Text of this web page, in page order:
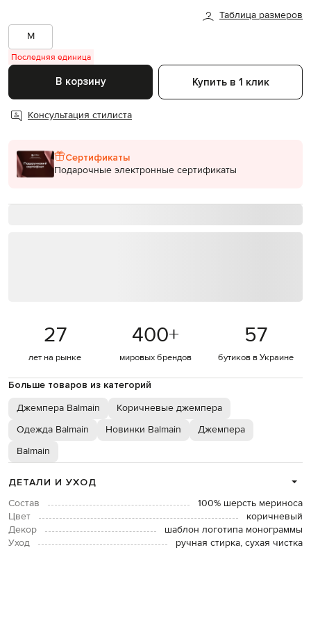
Таблица размеров
M
Последняя единица
В корзину Купить в 1 клик
Консультация стилиста
Сертификаты
Подарочные электронные сертификаты
27
лет на рынке
400+
мировых брендов
57
бутиков в Украине
Больше товаров из категорий
Джемпера Balmain
Коричневые джемпера
Одежда Balmain
Новинки Balmain
Джемпера
Balmain
ДЕТАЛИ И УХОД
Состав
100% шерсть мериноса
Цвет
коричневый
Декор
шаблон логотипа монограммы
Уход
ручная стирка, сухая чистка